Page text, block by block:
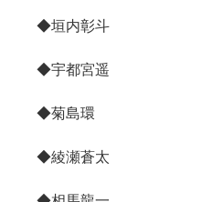
◆垣内彰斗
◆宇都宮遥
◆菊島環
◆綾瀬蒼太